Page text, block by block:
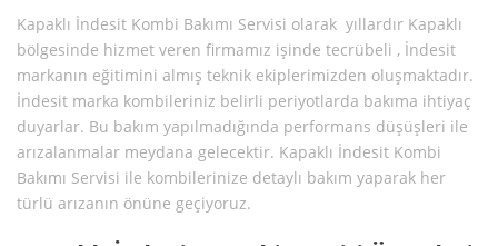
Kapaklı İndesit Kombi Bakımı Servisi olarak yıllardır Kapaklı
bölgesinde hizmet veren firmamız işinde tecrübeli , İndesit
markanın eğitimini almış teknik ekiplerimizden oluşmaktadır.
İndesit marka kombileriniz belirli periyotlarda bakıma ihtiyaç
duyarlar. Bu bakım yapılmadığında performans düşüşleri ile
arızalanmalar meydana gelecektir. Kapaklı İndesit Kombi
Bakımı Servisi ile kombilerinize detaylı bakım yaparak her
türlü arızanın önüne geçiyoruz.